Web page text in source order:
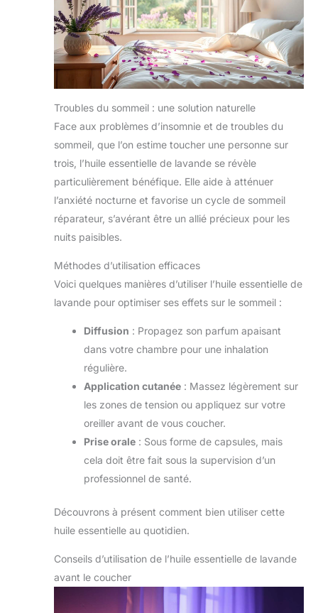
Troubles du sommeil : une solution naturelle
Face aux problèmes d’insomnie et de troubles du
sommeil, que l’on estime toucher une personne sur
trois, l’huile essentielle de lavande se révèle
particulièrement bénéfique. Elle aide à atténuer
l’anxiété nocturne et favorise un cycle de sommeil
réparateur, s’avérant être un allié précieux pour les
nuits paisibles.
Méthodes d’utilisation efficaces
Voici quelques manières d’utiliser l’huile essentielle de
lavande pour optimiser ses effets sur le sommeil :
Diffusion : Propagez son parfum apaisant
dans votre chambre pour une inhalation
régulière.
Application cutanée : Massez légèrement sur
les zones de tension ou appliquez sur votre
oreiller avant de vous coucher.
Prise orale : Sous forme de capsules, mais
cela doit être fait sous la supervision d’un
professionnel de santé.
Découvrons à présent comment bien utiliser cette
huile essentielle au quotidien.
Conseils d’utilisation de l’huile essentielle de lavande
avant le coucher